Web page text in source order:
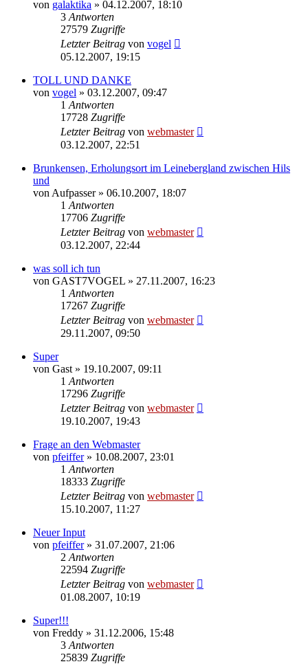
von galaktika » 04.12.2007, 18:10
3 Antworten
27579 Zugriffe
Letzter Beitrag von vogel
05.12.2007, 19:15
TOLL UND DANKE
von vogel » 03.12.2007, 09:47
1 Antworten
17728 Zugriffe
Letzter Beitrag von webmaster
03.12.2007, 22:51
Brunkensen, Erholungsort im Leinebergland zwischen Hils
und
von Aufpasser» 06.10.2007, 18:07
1 Antworten
17706 Zugriffe
Letzter Beitrag von webmaster
03.12.2007, 22:44
was soll ich tun
von GAST7VOGEL » 27.11.2007, 16:23
1 Antworten
17267 Zugriffe
Letzter Beitrag von webmaster
29.11.2007, 09:50
Super
von Gast » 19.10.2007, 09:11
1 Antworten
17296 Zugriffe
Letzter Beitrag von webmaster
19.10.2007, 19:43
Frage an den Webmaster
von pfeiffer» 10.08.2007, 23:01
1 Antworten
18333 Zugriffe
Letzter Beitrag von webmaster
15.10.2007, 11:27
Neuer Input
von pfeiffer» 31.07.2007, 21:06
2 Antworten
22594 Zugriffe
Letzter Beitrag von webmaster
01.08.2007, 10:19
Super!!!
von Freddy » 31.12.2006, 15:48
3 Antworten
25839 Zugriffe